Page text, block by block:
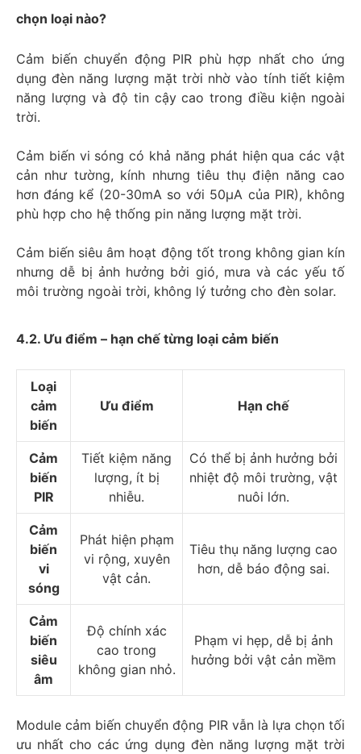
chọn loại nào?
Cảm biến chuyển động PIR phù hợp nhất cho ứng
dụng đèn năng lượng mặt trời nhờ vào tính tiết kiệm
năng lượng và độ tin cậy cao trong điều kiện ngoài
trời.
Cảm biến vi sóng có khả năng phát hiện qua các vật
cản như tường, kính nhưng tiêu thụ điện năng cao
hơn đáng kể (20-30mA so với 50μA của PIR), không
phù hợp cho hệ thống pin năng lượng mặt trời.
Cảm biến siêu âm hoạt động tốt trong không gian kín
nhưng dễ bị ảnh hưởng bởi gió, mưa và các yếu tố
môi trường ngoài trời, không lý tưởng cho đèn solar.
4.2. Ưu điểm – hạn chế từng loại cảm biến
Loại
cảm
biến
Ưu điểm Hạn chế
Cảm
biến
PIR
Tiết kiệm năng
lượng, ít bị
nhiễu.
Có thể bị ảnh hưởng bởi
nhiệt độ môi trường, vật
nuôi lớn.
Cảm
biến
vi
sóng
Phát hiện phạm
vi rộng, xuyên
vật cản.
Tiêu thụ năng lượng cao
hơn, dễ báo động sai.
Cảm
biến
siêu
âm
Độ chính xác
cao trong
không gian nhỏ.
Phạm vi hẹp, dễ bị ảnh
hưởng bởi vật cản mềm
Module cảm biến chuyển động PIR vẫn là lựa chọn tối
ưu nhất cho các ứng dụng đèn năng lượng mặt trời